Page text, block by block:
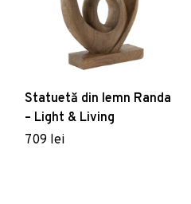
Statuetă din lemn Randa
– Light & Living
709 lei